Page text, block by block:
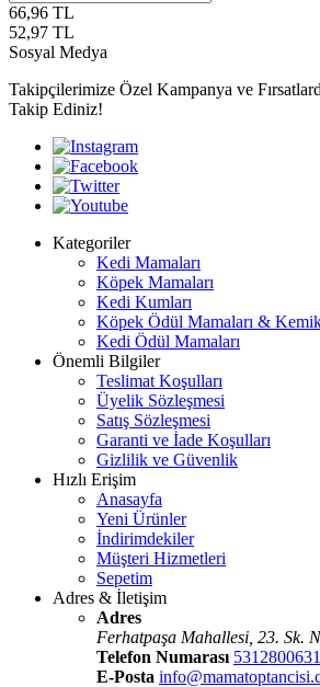
66,96 TL
52,97 TL
Sosyal Medya
Takipçilerimize Özel Kampanya ve
Takip Ediniz!
Kategoriler
Kedi Mamaları
Köpek Mamaları
Kedi Kumları
Köpek Ödül Mamaları &
Kedi Ödül Mamaları
Önemli Bilgiler
Teslimat Koşulları
Üyelik Sözleşmesi
Satış Sözleşmesi
Garanti ve İade Koşulları
Gizlilik ve Güvenlik
Hızlı Erişim
Anasayfa
Yeni Ürünler
İndirimdekiler
Müşteri Hizmetleri
Sepetim
Adres & İletişim
Adres
Ferhatpaşa Mahallesi, 23. Sk.
Telefon Numarası 5312800631
E-Posta